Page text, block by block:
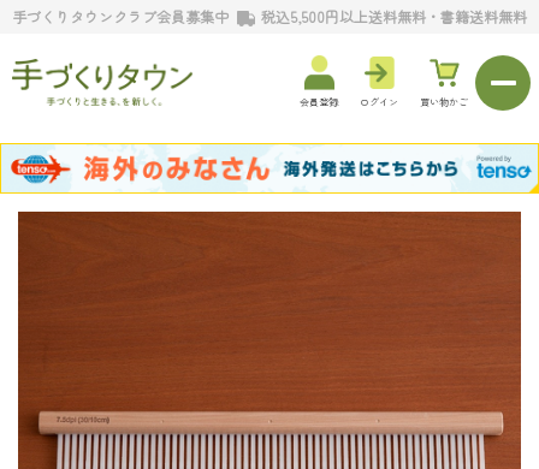
手づくりタウンクラブ会員募集中 税込5,500円以上送料無料・書籍送料無料
会員登録 ログイン 買い物かご